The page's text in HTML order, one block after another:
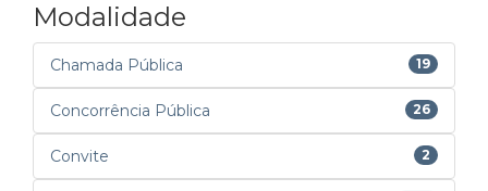
Modalidade
Chamada Pública 19
Concorrência Pública 26
Convite 2